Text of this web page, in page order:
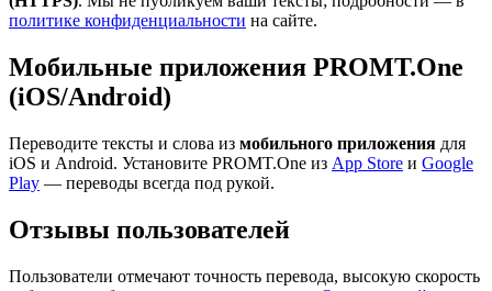
политике конфиденциальности на сайте.
Мобильные приложения PROMT.One
(iOS/Android)
Переводите тексты и слова из мобильного приложения для
iOS и Android. Установите PROMT.One из App Store и Google
Play — переводы всегда под рукой.
Отзывы пользователей
Пользователи отмечают точность перевода, высокую скорость